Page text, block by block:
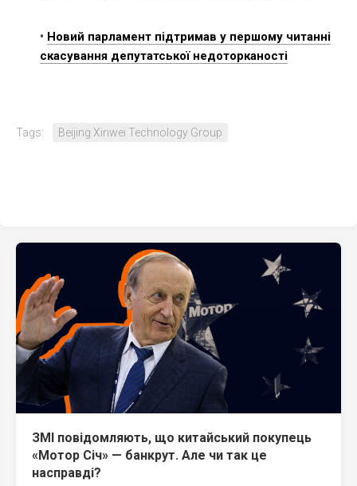
• Новий парламент підтримав у першому читанні
скасування депутатської недоторканості
Tags: Beijing Xinwei Technology Group
ЗМІ повідомляють, що китайський покупець
«Мотор Січ» — банкрут. Але чи так це
насправді?